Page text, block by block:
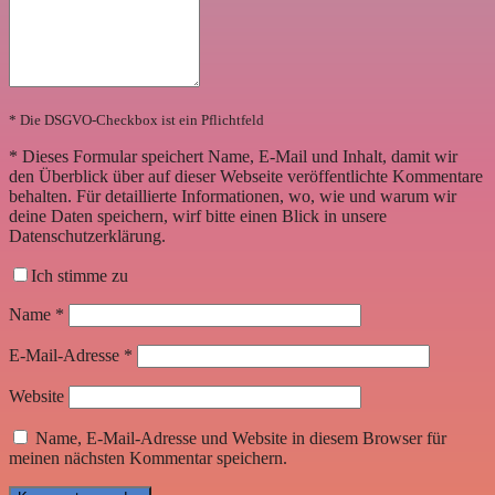
* Die DSGVO-Checkbox ist ein Pflichtfeld
* Dieses Formular speichert Name, E-Mail und Inhalt, damit wir
den Überblick über auf dieser Webseite veröffentlichte Kommentare
behalten. Für detaillierte Informationen, wo, wie und warum wir
deine Daten speichern, wirf bitte einen Blick in unsere
Datenschutzerklärung.
Ich stimme zu
Name *
E-Mail-Adresse *
Website
Name, E-Mail-Adresse und Website in diesem Browser für
meinen nächsten Kommentar speichern.